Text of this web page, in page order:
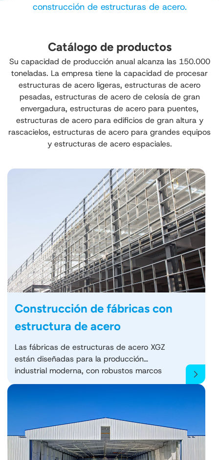
construcción de estructuras de acero.
Catálogo de productos
Su capacidad de producción anual alcanza las 150.000
toneladas. La empresa tiene la capacidad de procesar
estructuras de acero ligeras, estructuras de acero
pesadas, estructuras de acero de celosía de gran
envergadura, estructuras de acero para puentes,
estructuras de acero para edificios de gran altura y
rascacielos, estructuras de acero para grandes equipos
y estructuras de acero espaciales.
Construcción de fábricas con
estructura de acero
Las fábricas de estructuras de acero XGZ
están diseñadas para la producción
industrial moderna, con robustos marcos
de acero, amplios espacios diáfanos y
rápida construcción, materiales resistentes
a la corrosión y sistemas de paredes y
techos de alta eficiencia energética,
nuestras fábricas satisfacen las
necesidades de fabricación,